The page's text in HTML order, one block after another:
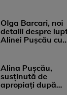
Olga Barcari, noi
detalii despre
Alinei Pușcău cu
Alina Pușcău,
susținută de
apropiați după